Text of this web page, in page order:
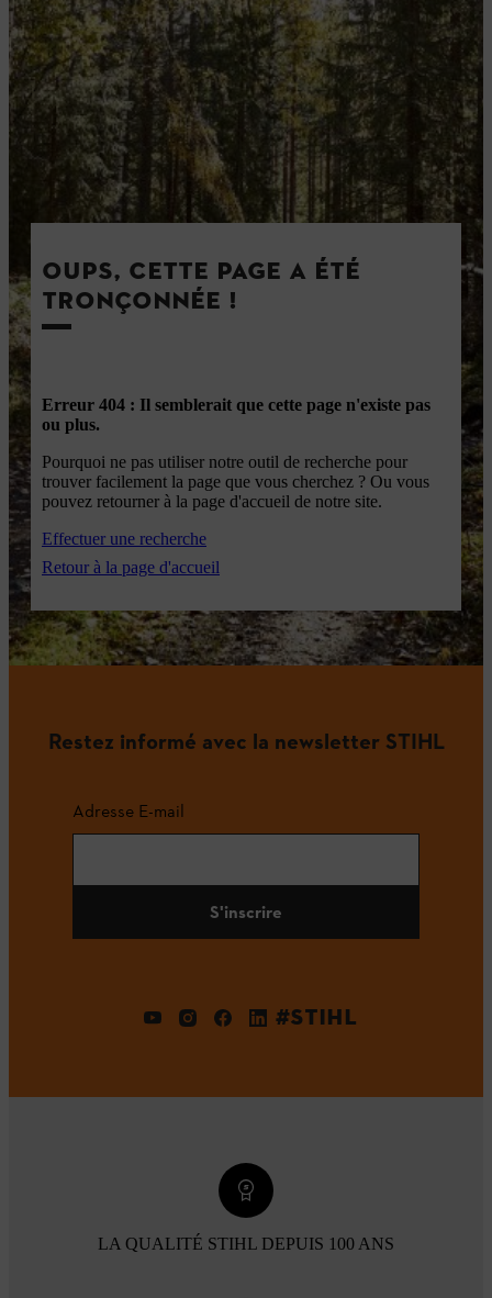
OUPS, CETTE PAGE A ÉTÉ
TRONÇONNÉE !
Erreur 404 : Il semblerait que cette page n'existe pas
ou plus.
Pourquoi ne pas utiliser notre outil de recherche pour
trouver facilement la page que vous cherchez ? Ou vous
pouvez retourner à la page d'accueil de notre site.
Effectuer une recherche
Retour à la page d'accueil
Restez informé avec la newsletter STIHL
Adresse E-mail
S'inscrire
#STIHL
LA QUALITÉ STIHL DEPUIS 100 ANS